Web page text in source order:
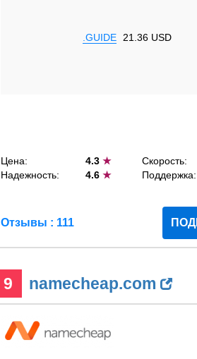
.GUIDE 21.36 USD
Цена: 4.3★ Скорость:
Надежность:
4.6★ Поддержка:
Отзывы : 111
9 namecheap.com